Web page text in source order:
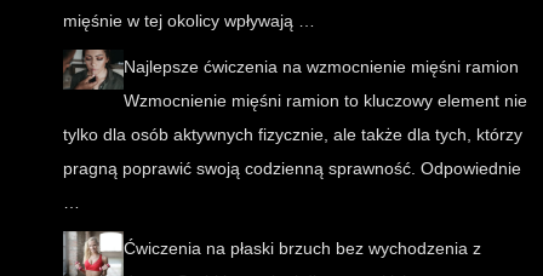
mięśnie w tej okolicy wpływają …
Najlepsze ćwiczenia na wzmocnienie mięśni ramion
Wzmocnienie mięśni ramion to kluczowy element nie
tylko dla osób aktywnych fizycznie, ale także dla tych, którzy
pragną poprawić swoją codzienną sprawność. Odpowiednie
Ćwiczenia na płaski brzuch bez wychodzenia z